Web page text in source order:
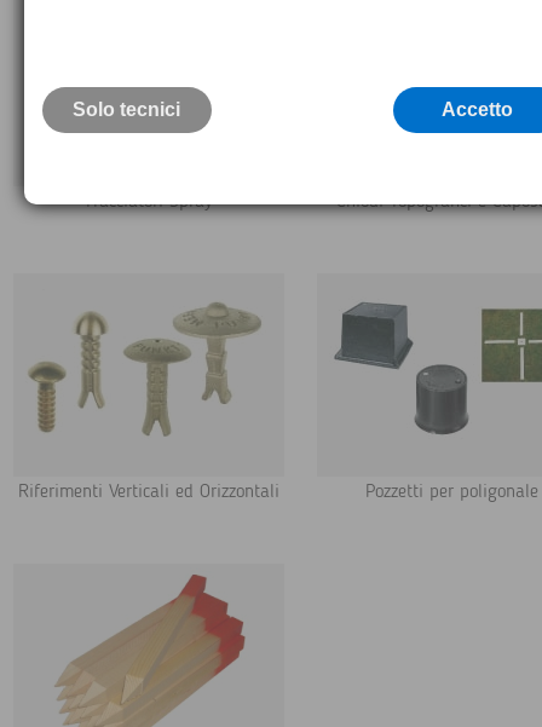
Tracciatori Spray Chiodi Topografici e
Riferimenti Verticali ed Orizzontali Pozzetti per poligonale
Solo tecnici Accetto